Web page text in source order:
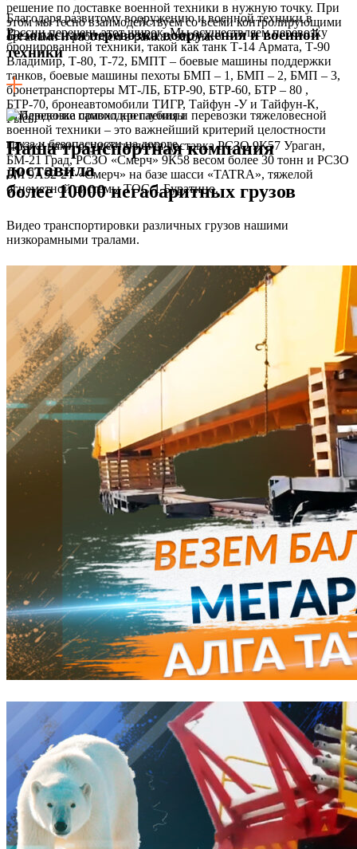
решение по доставке военной техники в нужную точку. При
этом мы тесно взаимодействуем со всеми контролирующими
органами и работаем в рамках закона.
Благодаря развитому вооружению и военной техники в
России перечень этот широк. Мы осуществляем перевозку
бронированной техники, такой как танк Т-14 Армата, Т-90
Владимир, Т-80, Т-72, БМПТ – боевые машины поддержки
танков, боевые машины пехоты БМП – 1, БМП – 2, БМП – 3,
бронетранспортеры МТ-ЛБ, БТР-90, БТР-60, БТР – 80 ,
БТР-70, бронеавтомобили ТИГР, Тайфун -У и Тайфун-К,
Рысь.
Так же нами осуществляется доставка РСЗО 9К57 Ураган,
БМ-21 Град, РСЗО «Смерч» 9К58 весом более 30 тонн и РСЗО
БМ 9А52-2Т «Смерч» на базе шасси «TATRA», тяжелой
огнеметной системы ТОС-1 Буратино.
Безопасная перевозка вооружения и военной
техники
Соблюдение правил крепления и перевозки тяжеловесной
военной техники – это важнейший критерий целостности
груза и безопасности на дороге.
Наша транспортная компания
доставила
более 10000 негабаритных грузов
Видео транспортировки различных грузов нашими
низкорамными тралами.